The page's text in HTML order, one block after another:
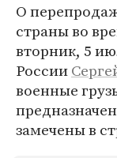
О
страны во
вторник, 5
России
военные
замечены в